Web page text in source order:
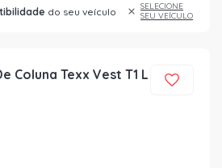
do seu veículo
SELECIONE
SEU VEÍCULO
Coluna Texx Vest T1 L